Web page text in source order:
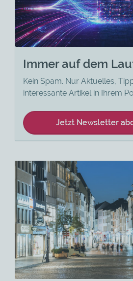
Immer auf dem
Kein Spam. Nur Aktuelles,
interessante Artikel in Ihrem
Jetzt Newsletter